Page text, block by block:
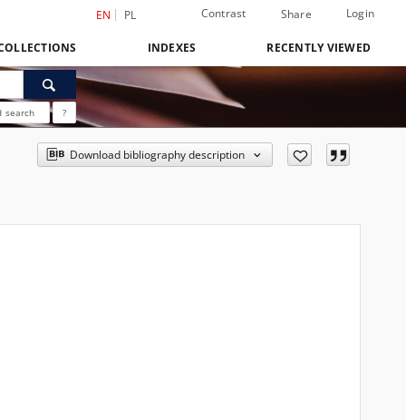
EN PL Contrast Share Login
INDEXES RECENTLY VIEWED
search ?
Download bibliography description